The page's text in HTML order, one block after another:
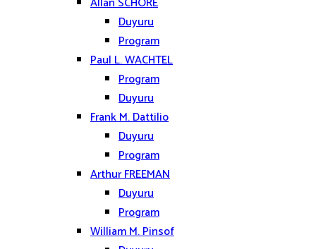
Duyuru
Program
Paul L. WACHTEL
Program
Duyuru
Frank M. Dattilio
Duyuru
Program
Arthur FREEMAN
Duyuru
Program
William M. Pinsof